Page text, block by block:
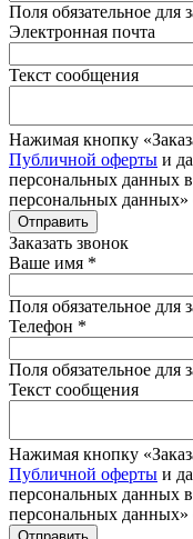
Поля обязательное для
Электронная почта
Текст сообщения
Нажимая кнопку
Публичной оферты и
персональных данных
персональных данных»
Отправить
Заказать звонок
Ваше имя *
Поля обязательное для
Телефон *
Поля обязательное для
Текст сообщения
Нажимая кнопку
Публичной оферты и
персональных данных
персональных данных»